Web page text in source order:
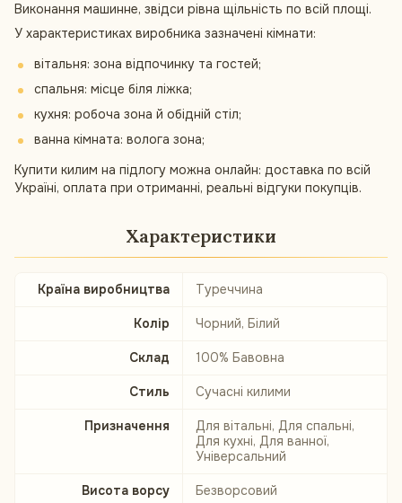
Виконання машинне, звідси рівна щільність по всій площі.
У характеристиках виробника зазначені кімнати:
вітальня: зона відпочинку та гостей;
спальня: місце біля ліжка;
кухня: робоча зона й обідній стіл;
ванна кімната: волога зона;
Купити килим на підлогу можна онлайн: доставка по всій
Україні, оплата при отриманні, реальні відгуки покупців.
Характеристики
Країна виробництва Туреччина
Колір Чорний, Білий
Склад 100% Бавовна
Стиль Сучасні килими
Призначення
Для вітальні, Для спальні,
Для кухні, Для ванної,
Універсальний
Висота ворсу Безворсовий